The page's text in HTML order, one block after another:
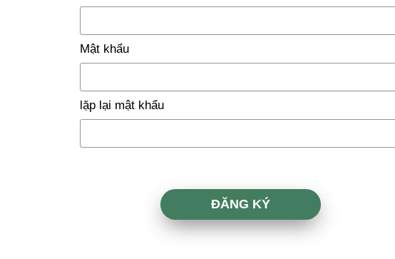
Mật khẩu
lặp lại mật khẩu
ĐĂNG KÝ